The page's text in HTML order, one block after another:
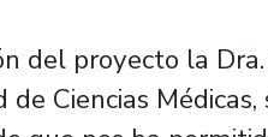
del proyecto la
Ciencias